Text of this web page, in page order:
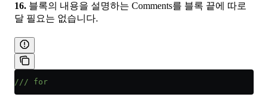
16. 블록의 내용을 설명하는 Comments를 블록 끝에 따로
달 필요는 없습니다.
/// for